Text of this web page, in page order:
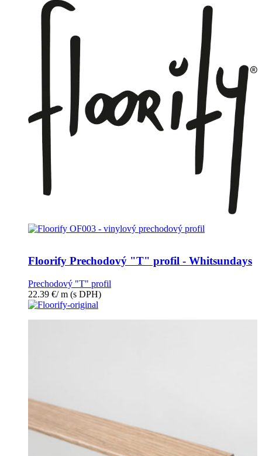
Floorify Prechodový "T" profil - Whitsundays
Prechodový "T" profil
22.39 €/ m (s DPH)